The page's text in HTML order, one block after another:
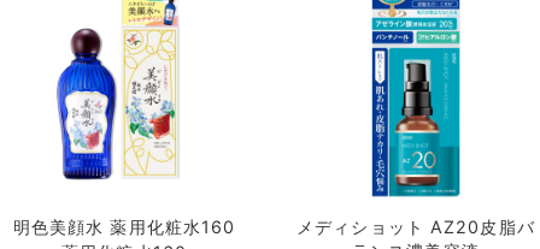
明色美顔水 薬用化粧水160
メディショット AZ20皮脂バ